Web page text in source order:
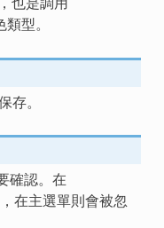
也是調用
型。
存。
確認。在
在主選單則會被忽